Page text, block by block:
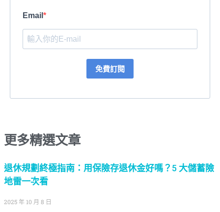
Email
免費訂閱
更多精選文章
退休規劃終極指南：用保險存退休金好嗎？5 大儲蓄險
地雷一次看
2025 年 10 月 8 日